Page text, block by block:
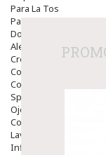
Para La Tos
Para Descongestionar
Dolor De Garganta
Alergias Y Picaduras
Cremas
Comprimidos
Colirios
Sprays
Ojos Y Oidos
Congestión
Lavado Ojos
Inflamación Del Oido